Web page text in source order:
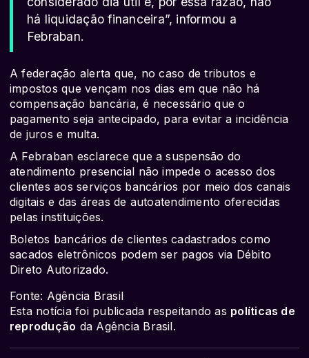
há liquidação financeira”, informou a
Febraban.
A federação alerta que, no caso de tributos e
impostos que vençam nos dias em que não há
compensação bancária, é necessário que o
pagamento seja antecipado, para evitar a incidência
de juros e multa.
A Febraban esclarece que a suspensão do
atendimento presencial não impede o acesso dos
clientes aos serviços bancários por meio dos canais
digitais e das áreas de autoatendimento oferecidas
pelas instituições.
Boletos bancários de clientes cadastrados como
sacados eletrônicos podem ser pagos via Débito
Direto Autorizado.
Fonte: Agência Brasil
Esta notícia foi publicada respeitando as políticas de
reprodução da Agência Brasil.